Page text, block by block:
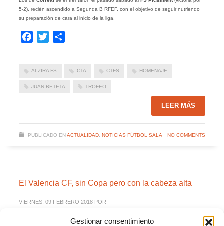
Gestionar consentimiento
5-2), recién ascendido a Segunda B RFEF, con el objetivo de seguir nutriendo
su preparación de cara al inicio de la liga.
Facebook
Twitter
ALZIRA FS CTA CTFS HOMENAJE
JUAN BETETA TROFEO
LEER MÁS
PUBLICADO EN ACTUALIDAD, NOTICIAS FÚTBOL SALA NO COMMENTS
El Valencia CF, sin Copa pero con la cabeza alta
VIERNES, 09 FEBRERO 2018 POR